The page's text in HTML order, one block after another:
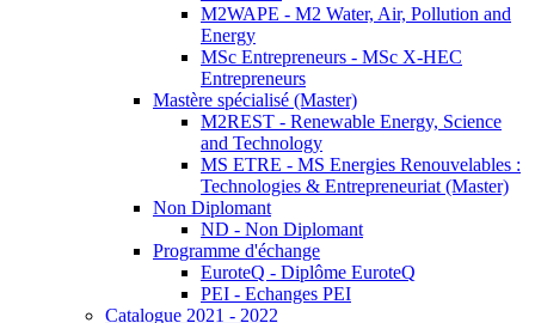
M2WAPE - M2 Water, Air, Pollution and
Energy
MSc Entrepreneurs - MSc X-HEC
Entrepreneurs
Mastère spécialisé (Master)
M2REST - Renewable Energy, Science
and Technology
MS ETRE - MS Energies Renouvelables :
Technologies & Entrepreneuriat (Master)
Non Diplomant
ND - Non Diplomant
Programme d'échange
EuroteQ - Diplôme EuroteQ
PEI - Echanges PEI
Catalogue 2021 - 2022